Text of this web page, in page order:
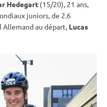
Hedegart (15/20), 21 ans,
juniors, de 2.6
Allemand au départ, Lucas